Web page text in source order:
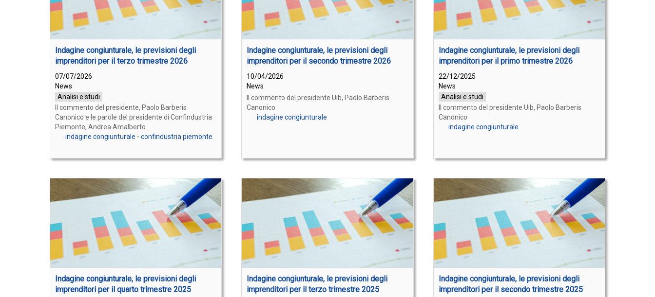
Indagine congiunturale, le previsioni degli
imprenditori per il terzo trimestre 2026
07/07/2026
News
Analisi e studi
Il commento del presidente, Paolo Barberis
Canonico e le parole del presidente di Confindustria
Piemonte, Andrea Amalberto
indagine congiunturale - confindustria piemonte
Indagine congiunturale, le previsioni degli
imprenditori per il secondo trimestre 2026
10/04/2026
News
Il commento del presidente Uib, Paolo Barberis
Canonico
indagine congiunturale
Indagine congiunturale, le previsioni degli
imprenditori per il primo trimestre 2026
22/12/2025
News
Analisi e studi
Il commento del presidente Uib, Paolo Barberis
Canonico
indagine congiunturale
Indagine congiunturale, le previsioni degli
imprenditori per il quarto trimestre 2025
Indagine congiunturale, le previsioni degli
imprenditori per il terzo trimestre 2025
Indagine congiunturale, le previsioni degli
imprenditori per il secondo trimestre 2025